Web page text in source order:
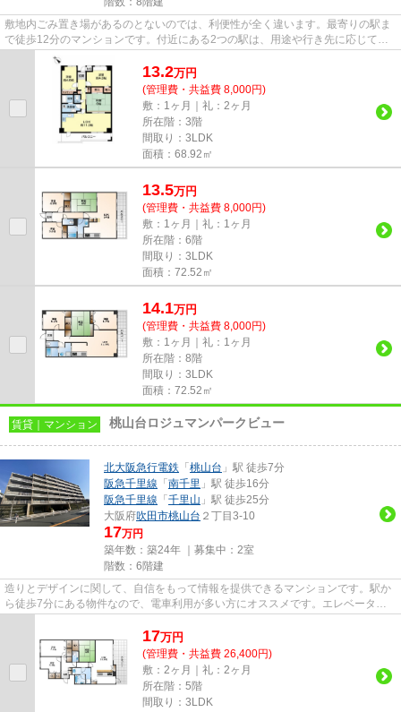
敷地内ごみ置き場があるのとないのでは、利便性が全く違います。最寄りの駅ま
で徒歩12分のマンションです。付近にある2つの駅は、用途や行き先に応じて使
い分けることができます。バス...
13.2万円
(管理費・共益費 8,000円)
敷：1ヶ月｜礼：2ヶ月
所在階：3階
間取り：3LDK
面積：68.92㎡
13.5万円
(管理費・共益費 8,000円)
敷：1ヶ月｜礼：1ヶ月
所在階：6階
間取り：3LDK
面積：72.52㎡
14.1万円
(管理費・共益費 8,000円)
敷：1ヶ月｜礼：1ヶ月
所在階：8階
間取り：3LDK
面積：72.52㎡
賃貸｜マンション 桃山台ロジュマンパークビュー
北大阪急行電鉄 「 桃山台 」駅 徒歩7分
阪急千里線 「 南千里 」駅 徒歩16分
阪急千里線 「 千里山 」駅 徒歩25分
大阪府吹田市桃山台 ２丁目3-10
17万円
築年数：築24年 ｜募集中： 2室
階数：6階建
造りとデザインに関して、自信をもって情報を提供できるマンションです。駅か
ら徒歩7分にある物件なので、電車利用が多い方にオススメです。エレベーター
17万円
(管理費・共益費 26,400円)
敷：2ヶ月｜礼：2ヶ月
所在階：5階
間取り：3LDK